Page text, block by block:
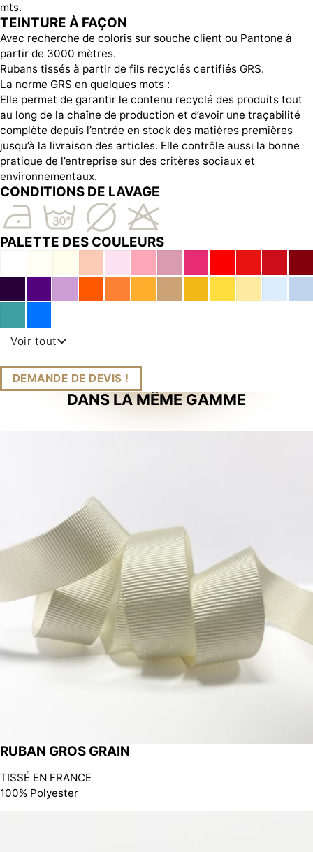
mts.
TEINTURE À FAÇON
Avec recherche de coloris sur souche client ou Pantone à
partir de 3000 mètres.
Rubans tissés à partir de fils recyclés certifiés GRS.
La norme GRS en quelques mots :
Elle permet de garantir le contenu recyclé des produits tout
au long de la chaîne de production et d’avoir une traçabilité
complète depuis l’entrée en stock des matières premières
jusqu’à la livraison des articles. Elle contrôle aussi la bonne
pratique de l’entreprise sur des critères sociaux et
environnementaux.
CONDITIONS DE LAVAGE
PALETTE DES COULEURS
Voir tout
DEMANDE DE DEVIS !
DANS LA MÊME GAMME
RUBAN GROS GRAIN
TISSÉ EN FRANCE
100% Polyester